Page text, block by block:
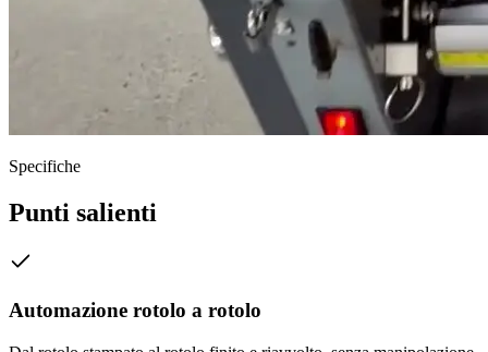
Specifiche
Punti salienti
Automazione rotolo a rotolo